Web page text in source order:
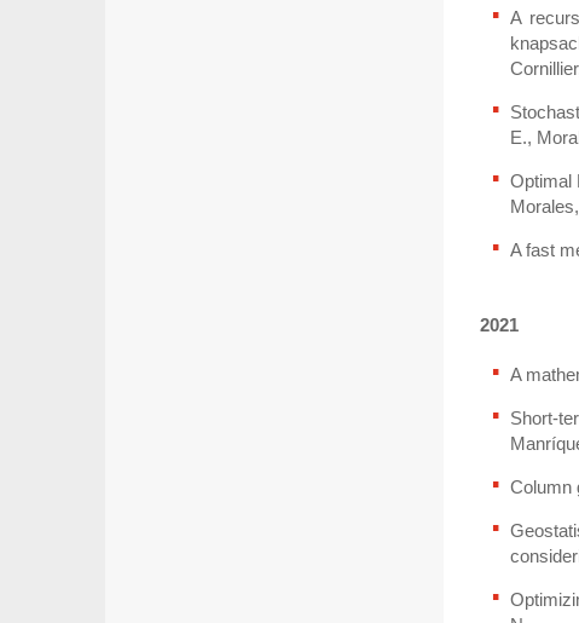
A
E.,
Optimal
A fast
2021
A
Column